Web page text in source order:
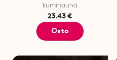
kuminauha
23.43 €
Osta